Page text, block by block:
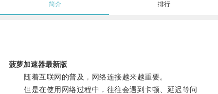
简介 排行
菠萝加速器最新版
随着互联网的普及，网络连接越来越重要。
但是在使用网络过程中，往往会遇到卡顿、延迟等问